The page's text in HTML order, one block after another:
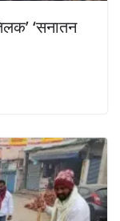
‘सनातन